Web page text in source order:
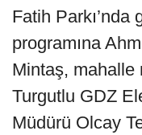
Fatih Parkı’nda
programına
Mintaş, mahalle
Turgutlu GDZ
Müdürü Olcay